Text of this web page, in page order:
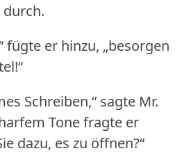
durch.
fügte er hinzu, „besorgen
Schreiben,“ sagte Mr.
Tone fragte er
dazu, es zu öffnen?“